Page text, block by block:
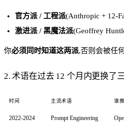
官方派 / 工程派(Anthropic + 12-
激进派 / 黑魔法派(Geoffrey
你必须同时知道这两派,否则会被任
2. 术语在过去 12 个月内更换了
时间 主流术语 谁推
2022-2024 Prompt Engineering